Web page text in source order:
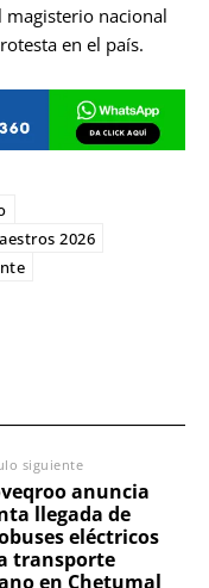
nacional
en el país.
2026
siguiente
anuncia
llegada de
eléctricos
transporte
en Chetumal